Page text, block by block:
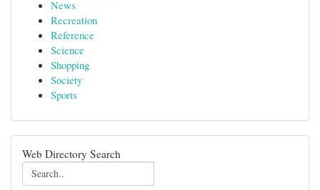
News
Recreation
Reference
Science
Shopping
Society
Sports
Web Directory Search